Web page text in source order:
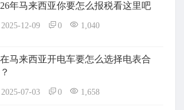
年马来西亚你要怎么报税看这里吧
2025-12-09 0 1,040
在马来西亚开电车要怎么选择电表合
2025-07-03 0 1,658